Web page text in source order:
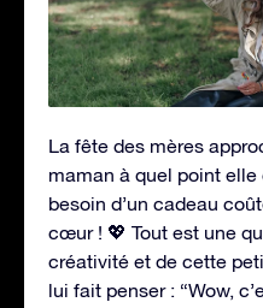
La fête des mères
maman à quel point
besoin d’un cadeau
cœur ! 💖 Tout est une
créativité et de cette
lui fait penser : “Wow,